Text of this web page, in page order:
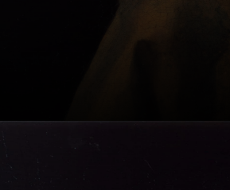
beleza e
profundos.